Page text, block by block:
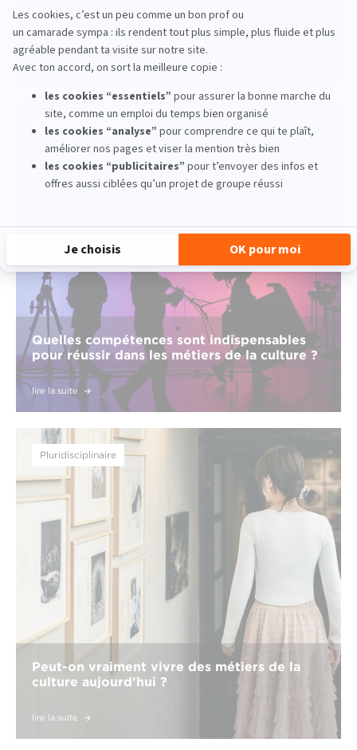
Économie du live en 2026 : pourquoi les
concerts et festivals restent le moteur de
l'industrie musicale
lire la suite
Pluridisciplinaire
Quelles compétences sont indispensables
pour réussir dans les métiers de la culture ?
lire la suite
Pluridisciplinaire
Peut-on vraiment vivre des métiers de la
culture aujourd'hui ?
lire la suite